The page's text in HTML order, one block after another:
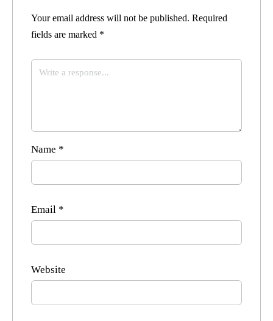
Your email address will not be published. Required
fields are marked *
Name *
Email *
Website